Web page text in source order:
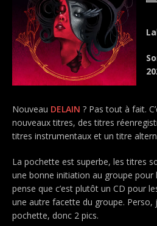
Nouveau DELAIN ? Pas tout à fait.
nouveaux titres, des titres
titres instrumentaux et un titre
La pochette est superbe, les titres
une bonne initiation au groupe pour
pense que c’est plutôt un CD pour
une autre facette du groupe. Perso,
pochette, donc 2 pics.